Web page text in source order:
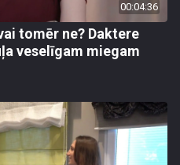
00:04:36
tomēr ne? Daktere
veselīgam miegam